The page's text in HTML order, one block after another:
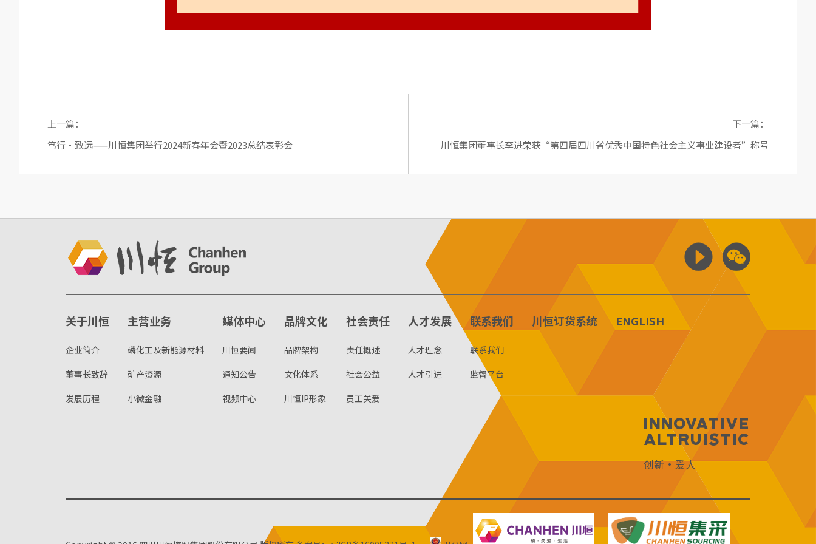
上一篇：
笃行·致远——川恒集团举行2024新春年会暨2023总结表彰会
下一篇：
川恒集团董事长李进荣获“第四届四川省优秀中国特色社会主义事业建设者”称号
关于川恒
企业简介
董事长致辞
发展历程
主营业务
磷化工及新能源材料
矿产资源
小微金融
媒体中心
川恒要闻
通知公告
视频中心
品牌文化
品牌架构
文化体系
川恒IP形象
社会责任
责任概述
社会公益
员工关爱
人才发展
人才理念
人才引进
联系我们
联系我们
监督平台
川恒订货系统 ENGLISH
Innovative
Altruistic
创新·爱人